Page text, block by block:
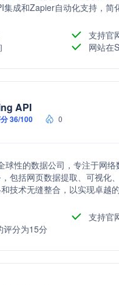
成和Zapier自动化支持，简
支持官
网站在
API
36/100 0
球性的数据公司，专注于网
包括网页数据提取、可视化
技术无缝整合，以实现卓越
支持官
评分为15分